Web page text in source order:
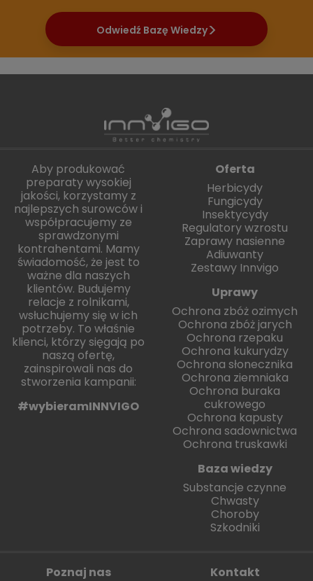
Odwiedź Bazę Wiedzy
Aby produkować
preparaty wysokiej
jakości, korzystamy z
najlepszych surowców i
współpracujemy ze
sprawdzonymi
kontrahentami. Mamy
świadomość, że jest to
ważne dla naszych
klientów. Budujemy
relacje z rolnikami,
wsłuchujemy się w ich
potrzeby. To właśnie
klienci, którzy sięgają po
naszą ofertę,
zainspirowali nas do
stworzenia kampanii:
#wybieramINNVIGO
Oferta
Herbicydy
Fungicydy
Insektycydy
Regulatory wzrostu
Zaprawy nasienne
Adiuwanty
Zestawy Innvigo
Uprawy
Ochrona zbóż ozimych
Ochrona zbóż jarych
Ochrona rzepaku
Ochrona kukurydzy
Ochrona słonecznika
Ochrona ziemniaka
Ochrona buraka
cukrowego
Ochrona kapusty
Ochrona sadownictwa
Ochrona truskawki
Baza wiedzy
Substancje czynne
Chwasty
Choroby
Szkodniki
Poznaj nas
Kontakt